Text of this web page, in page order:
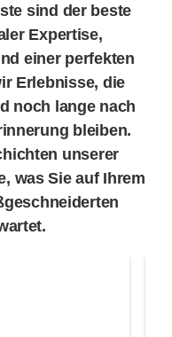
sind der beste
Expertise,
einer perfekten
Erlebnisse, die
noch lange nach
bleiben.
unserer
was Sie auf Ihrem